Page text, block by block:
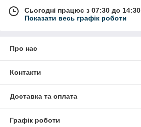
Сьогодні працює з 07:30 до 14:30
Показати весь графік роботи
Про нас
Контакти
Доставка та оплата
Графік роботи